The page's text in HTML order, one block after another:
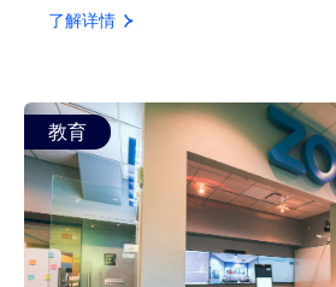
了解详情
view: 亚利桑那州立大学和 Zoom
教育